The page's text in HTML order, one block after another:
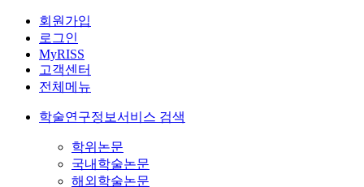
회원가입
로그인
MyRISS
고객센터
전체메뉴
학술연구정보서비스 검색
학위논문
국내학술논문
해외학술논문